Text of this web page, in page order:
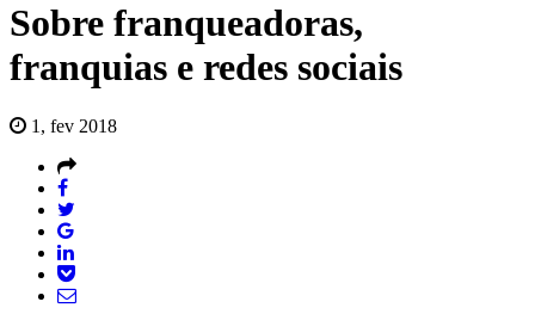
Sobre franqueadoras,
franquias e redes sociais
1, fev 2018